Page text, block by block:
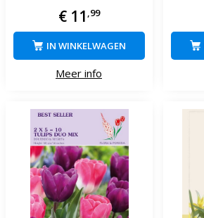
€ 11 99
Meer info
IN WINKELWAGEN